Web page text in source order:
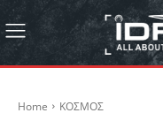
Home ΚΟΣΜΟΣ